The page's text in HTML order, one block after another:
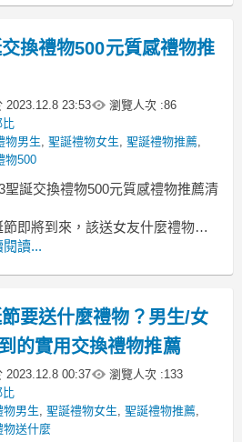
物 聖誕節禮物推薦 聖誕節禮物男友
禮物第一名 聖誕禮物實用
都在討論要送什麼聖誕禮物才
換禮物500元質感禮物推
2023.12.8 23:53 瀏覽人次 :86
比
物男生, 聖誕禮物女生, 聖誕禮物推薦,
物500
聖誕交換禮物500元質感禮物推薦清
節即將到來，該送女友什麼禮物比
?交換禮物500
元3c產品 交換禮物排行榜 500元
物男女 交換禮物第一名 聖誕節禮
閱讀...
要送什麼禮物？男生/女
的實用交換禮物推薦
2023.12.8 00:37 瀏覽人次 :133
比
物男生, 聖誕禮物女生, 聖誕禮物推薦,
物送什麼